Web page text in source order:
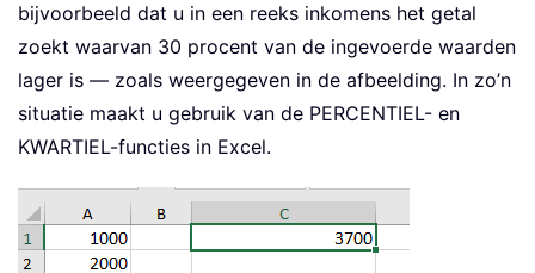
bijvoorbeeld dat u in een reeks inkomens het getal
zoekt waarvan 30 procent van de ingevoerde waarden
lager is — zoals weergegeven in de afbeelding. In zo’n
situatie maakt u gebruik van de PERCENTIEL- en
KWARTIEL-functies in Excel.